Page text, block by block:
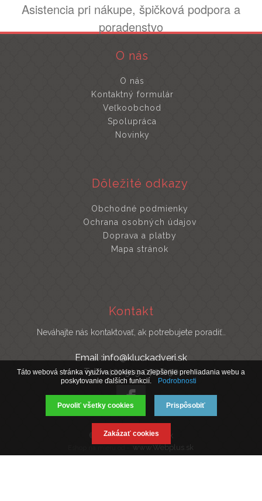
Asistencia pri nákupe, špičková podpora a
poradenstvo
O nás
O nás
Kontaktný formulár
Veľkoobchod
Spolupráca
Novinky
Dôležité odkazy
Obchodné podmienky
Ochrana osobných údajov
Doprava a platby
Mapa stránok
Kontakt
Neváhajte nás kontaktovať, ak potrebujete poradiť..
Email :info@kluckadveri.sk
Tel : +421 919 070 030
© 2019 Kluckadveri.sk
www.Webplus.sk
Táto webová stránka využíva cookies na zlepšenie prehliadania webu a
poskytovanie ďalších funkcií.
Podrobnosti
Povoliť všetky cookies Prispôsobiť
Zakázať cookies